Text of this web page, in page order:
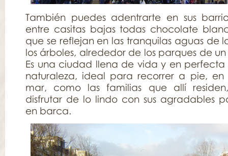
También puedes adentrarte en sus
entre casitas bajas todas chocolate
que se reflejan en las tranquilas aguas de
los árboles, alrededor de los parques de
Es una ciudad llena de vida y en perfecta
naturaleza, ideal para recorrer a pie,
mar, como las familias que allí
disfrutar de lo lindo con sus agradables
en barca.